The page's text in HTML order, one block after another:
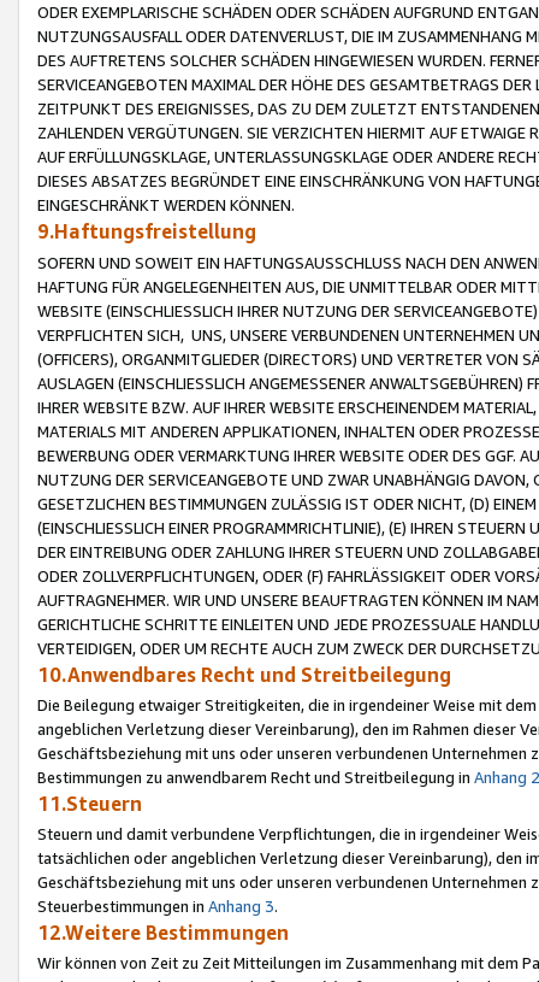
ODER EXEMPLARISCHE SCHÄDEN ODER SCHÄDEN AUFGRUND
NUTZUNGSAUSFALL ODER DATENVERLUST, DIE IM ZUSAMMENHANG
DES AUFTRETENS SOLCHER SCHÄDEN HINGEWIESEN WURDEN.
SERVICEANGEBOTEN MAXIMAL DER HÖHE DES GESAMTBETRAGS
ZEITPUNKT DES EREIGNISSES, DAS ZU DEM ZULETZT
ZAHLENDEN VERGÜTUNGEN. SIE VERZICHTEN HIERMIT AUF
AUF ERFÜLLUNGSKLAGE, UNTERLASSUNGSKLAGE ODER ANDERE
DIESES ABSATZES BEGRÜNDET EINE EINSCHRÄNKUNG VON
EINGESCHRÄNKT WERDEN KÖNNEN.
9.Haftungsfreistellung
SOFERN UND SOWEIT EIN HAFTUNGSAUSSCHLUSS NACH DEN
HAFTUNG FÜR ANGELEGENHEITEN AUS, DIE UNMITTELBAR ODER
WEBSITE (EINSCHLIESSLICH IHRER NUTZUNG DER
VERPFLICHTEN SICH, UNS, UNSERE VERBUNDENEN UNTERNEHMEN
(OFFICERS), ORGANMITGLIEDER (DIRECTORS) UND VERTRETER VON
AUSLAGEN (EINSCHLIESSLICH ANGEMESSENER
IHRER WEBSITE BZW. AUF IHRER WEBSITE ERSCHEINENDEM
MATERIALS MIT ANDEREN APPLIKATIONEN, INHALTEN ODER
BEWERBUNG ODER VERMARKTUNG IHRER WEBSITE ODER DES GGF.
NUTZUNG DER SERVICEANGEBOTE UND ZWAR UNABHÄNGIG
GESETZLICHEN BESTIMMUNGEN ZULÄSSIG IST ODER NICHT, (D)
(EINSCHLIESSLICH EINER PROGRAMMRICHTLINIE), (E) IHREN
DER EINTREIBUNG ODER ZAHLUNG IHRER STEUERN UND
ODER ZOLLVERPFLICHTUNGEN, ODER (F) FAHRLÄSSIGKEIT ODER
AUFTRAGNEHMER. WIR UND UNSERE BEAUFTRAGTEN KÖNNEN IM
GERICHTLICHE SCHRITTE EINLEITEN UND JEDE PROZESSUALE
VERTEIDIGEN, ODER UM RECHTE AUCH ZUM ZWECK DER
10.Anwendbares Recht und Streitbeilegung
Die Beilegung etwaiger Streitigkeiten, die in irgendeiner Weise mit
angeblichen Verletzung dieser Vereinbarung), den im Rahmen dieser
Geschäftsbeziehung mit uns oder unseren verbundenen
Bestimmungen zu anwendbarem Recht und Streitbeilegung in Anhang 2
11.Steuern
Steuern und damit verbundene Verpflichtungen, die in irgendeiner
tatsächlichen oder angeblichen Verletzung dieser Vereinbarung), den
Geschäftsbeziehung mit uns oder unseren verbundenen
Steuerbestimmungen in Anhang 3.
12.Weitere Bestimmungen
Wir können von Zeit zu Zeit Mitteilungen im Zusammenhang mit dem